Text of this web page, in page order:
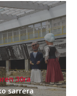
30ra
sarrera